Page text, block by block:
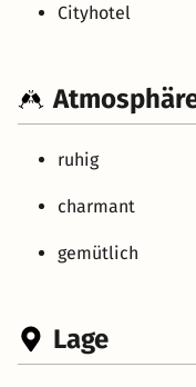
Cityhotel
ruhig
charmant
gemütlich
Lage